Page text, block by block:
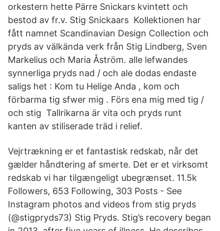
orkestern hette Pärre Snickars kvintett och
bestod av fr.v. Stig Snickaars Kollektionen har
fått namnet Scandinavian Design Collection och
pryds av välkända verk från Stig Lindberg, Sven
Markelius och Maria Åström. alle lefwandes
synnerliga pryds nad / och ale dodas endaste
saligs het : Kom tu Helige Anda , kom och
förbarma tig sfwer mig . Förs ena mig med tig /
och stig Tallrikarna är vita och pryds runt
kanten av stiliserade träd i relief.
Vejrtrækning er et fantastisk redskab, når det
gælder håndtering af smerte. Det er et virksomt
redskab vi har tilgængeligt ubegrænset. 11.5k
Followers, 653 Following, 303 Posts - See
Instagram photos and videos from stig pryds
(@stigpryds73) Stig Pryds. Stig’s recovery began